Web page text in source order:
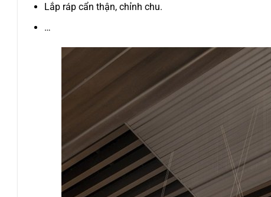
Lắp ráp cẩn thận, chỉnh chu.
…